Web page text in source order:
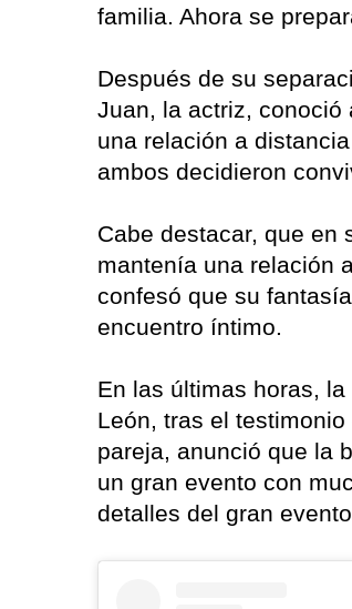
familia. Ahora se
Después de su
Juan, la actriz, conoció
una relación a
ambos decidieron
Cabe destacar, que en
mantenía una relación
confesó que su
encuentro íntimo.
En las últimas horas,
León, tras el
pareja, anunció que la
un gran evento con
detalles del gran